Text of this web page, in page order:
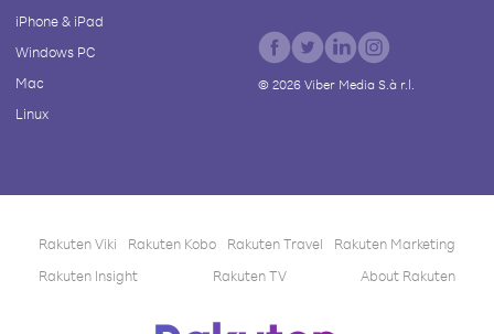
iPhone & iPad
Windows PC
Mac
Linux
© 2026Viber Media S.à r.l.
Rakuten Viki Rakuten Kobo Rakuten Travel
Rakuten Marketing
Rakuten Insight
Rakuten TV About Rakuten